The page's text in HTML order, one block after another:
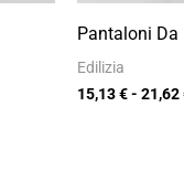
Pantaloni Da
Edilizia
15,13€- 21,62